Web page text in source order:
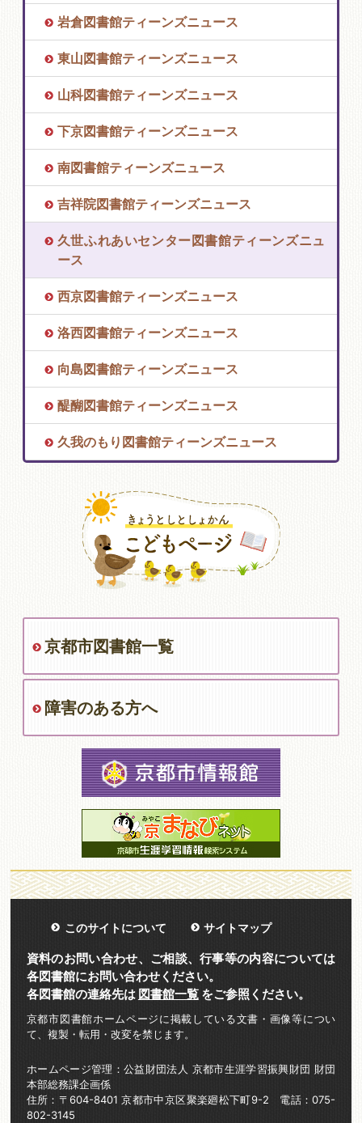
岩倉図書館ティーンズニュース
東山図書館ティーンズニュース
山科図書館ティーンズニュース
下京図書館ティーンズニュース
南図書館ティーンズニュース
吉祥院図書館ティーンズニュース
久世ふれあいセンター図書館ティーンズニュ
ース
西京図書館ティーンズニュース
洛西図書館ティーンズニュース
向島図書館ティーンズニュース
醍醐図書館ティーンズニュース
久我のもり図書館ティーンズニュース
京都市図書館一覧
障害のある方へ
このサイトについて サイトマップ
資料のお問い合わせ、ご相談、行事等の内容については
各図書館にお問い合わせください。
各図書館の連絡先は 図書館一覧をご参照ください。
京都市図書館ホームページに掲載している文書・画像等につい
て、複製・転用・改変を禁じます。
ホームページ管理：公益財団法人 京都市生涯学習振興財団 財団
本部総務課企画係
住所：〒604-8401 京都市中京区聚楽廻松下町9-2 電話：075-
802-3145